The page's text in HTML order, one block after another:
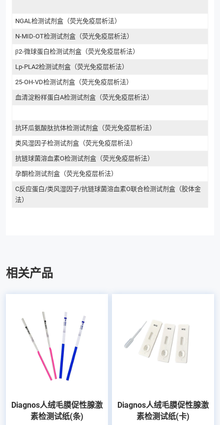
NGAL检测试剂盒（荧光免疫层析法）
N-MID-OT检测试剂盒（荧光免疫层析法）
β2-微球蛋白检测试剂盒（荧光免疫层析法）
Lp-PLA2检测试剂盒（荧光免疫层析法）
25-OH-VD检测试剂盒（荧光免疫层析法）
血清淀粉样蛋白A检测试剂盒（荧光免疫层析法）
抗环瓜氨酸肽抗体检测试剂盒（荧光免疫层析法）
类风湿因子检测试剂盒（荧光免疫层析法）
抗链球菌溶血素O检测试剂盒（荧光免疫层析法）
孕酮检测试剂盒（荧光免疫层析法）
C反应蛋白/类风湿因子/抗链球菌溶血素O联合检测试剂盒（胶体金
法）
相关产品
Diagnos人绒毛膜促性腺激
素检测试纸(条)
Diagnos人绒毛膜促性腺激
素检测试纸(卡)